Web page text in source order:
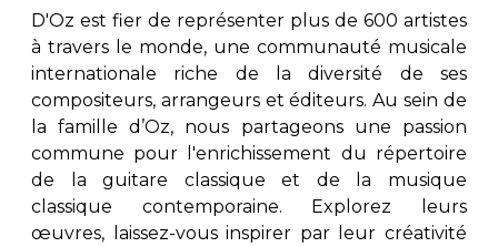
PARTITIONS POUR GUITARE
PARTITIONS POUR AUTRES
INSTRUMENTS
PARTITIONS POUR ENSEMBLES
riche en œuvres originales et en
arrangements de qualité.
2 guitares
3 guitares
4 guitares
5 guitares et plus
Ensemble de
Orchestre de guitares
Concerto pour
Guitare et un autre
Musique de chambre
D'Oz est fier de représenter plus de 600 artistes
à travers le monde, une communauté musicale
internationale riche de la diversité de ses
compositeurs, arrangeurs et éditeurs. Au sein de
la famille d’Oz, nous partageons une passion
commune pour l'enrichissement du répertoire
de la guitare classique et de la musique
classique contemporaine. Explorez leurs
œuvres, laissez-vous inspirer par leur créativité